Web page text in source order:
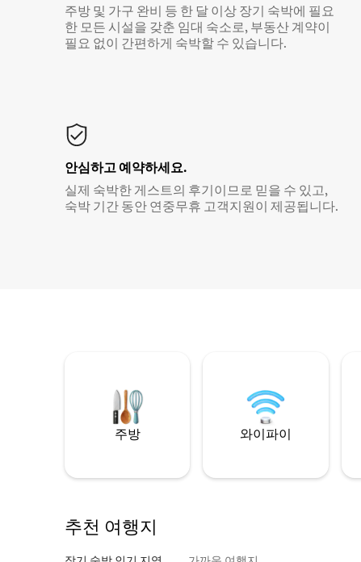
주방 및 가구 완비 등 한 달 이상 장기 숙박에 필요
한 모든 시설을 갖춘 임대 숙소로, 부동산 계약이
필요 없이 간편하게 숙박할 수 있습니다.
안심하고 예약하세요.
실제 숙박한 게스트의 후기이므로 믿을 수 있고,
숙박 기간 동안 연중무휴 고객지원이 제공됩니다.
주방 와이파이
추천 여행지